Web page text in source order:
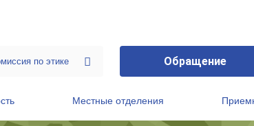
Обращение
Местные отделения